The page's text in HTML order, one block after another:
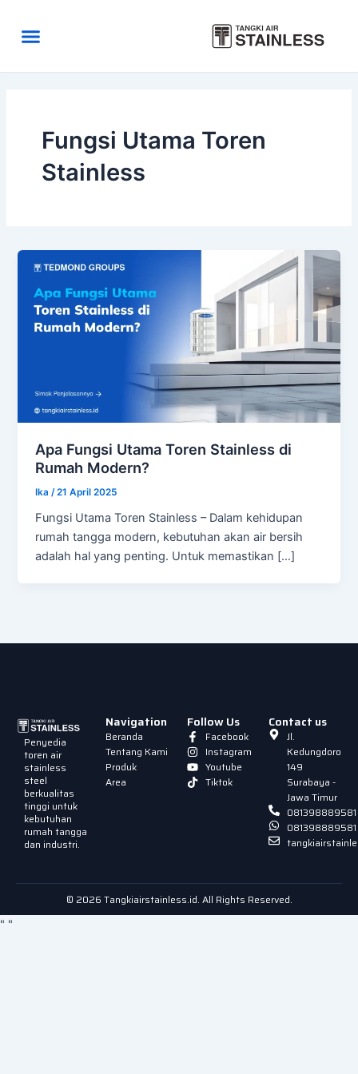
contentMenu
Fungsi Utama Toren
Stainless
Apa Fungsi Utama Toren Stainless di
Rumah Modern?
Ika /21 April 2025
Fungsi Utama Toren Stainless – Dalam kehidupan
rumah tangga modern, kebutuhan akan air bersih
adalah hal yang penting. Untuk memastikan […]
Penyedia
toren air
stainless
steel
berkualitas
tinggi untuk
kebutuhan
rumah tangga
dan industri.
Navigation
Beranda
Tentang Kami
Produk
Area
Follow Us
Facebook
Instagram
Youtube
Tiktok
Contact us
Jl.
Kedungdoro
149
Surabaya -
Jawa Timur
081398889581
081398889581
© 2026 Tangkiairstainless.id. All Rights Reserved.
" "